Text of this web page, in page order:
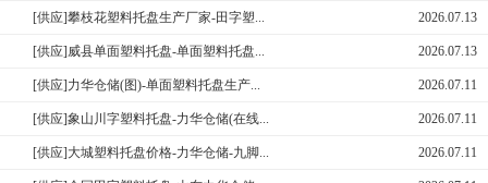
2026.07.13
[供应]攀枝花塑料托盘生产厂家-田字塑...
2026.07.13
[供应]威县单面塑料托盘-单面塑料托盘...
2026.07.11
[供应]力华仓储(图)-单面塑料托盘生产...
2026.07.11
[供应]象山川字塑料托盘-力华仓储(在线...
2026.07.11
[供应]大城塑料托盘价格-力华仓储-九脚...